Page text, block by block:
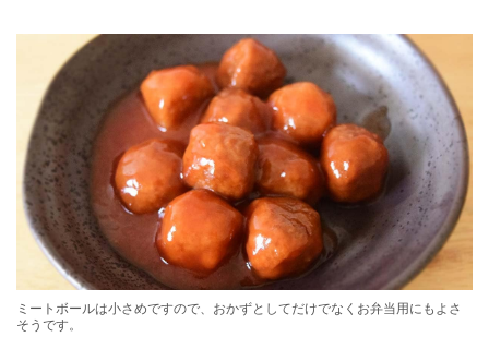
ミートボールは小さめですので、おかずとしてだけでなくお弁当用にもよさ
そうです。